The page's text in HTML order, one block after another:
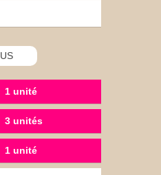
US
1 unité
3 unités
1 unité